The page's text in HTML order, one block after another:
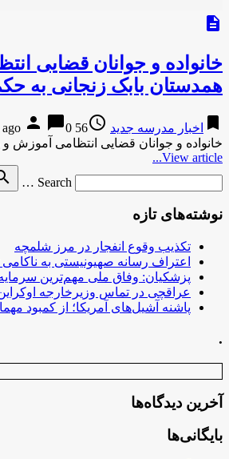
description
خانواده و جوانان قضایی
همدستان بابک زنجانی به
bookmark اخبار مدرسه جدید access_time
56 years ago
person chat_bubble0
خانواده و جوانان قضایی انتظامی
View article...
Search …
نوشته‌های تازه
تکذیب وقوع انفجار در مرز شلمچه
اعتراف رسانه صهیونیستی به ناکامی
پزشکیان: وفاق ملی مهم‌ترین
عراقچی در تماس وزیرخارجه
پاشنه آشیل‌های آمریکا؛ از کمبود
.
آخرین دیدگاه‌ها
بایگانی‌ها